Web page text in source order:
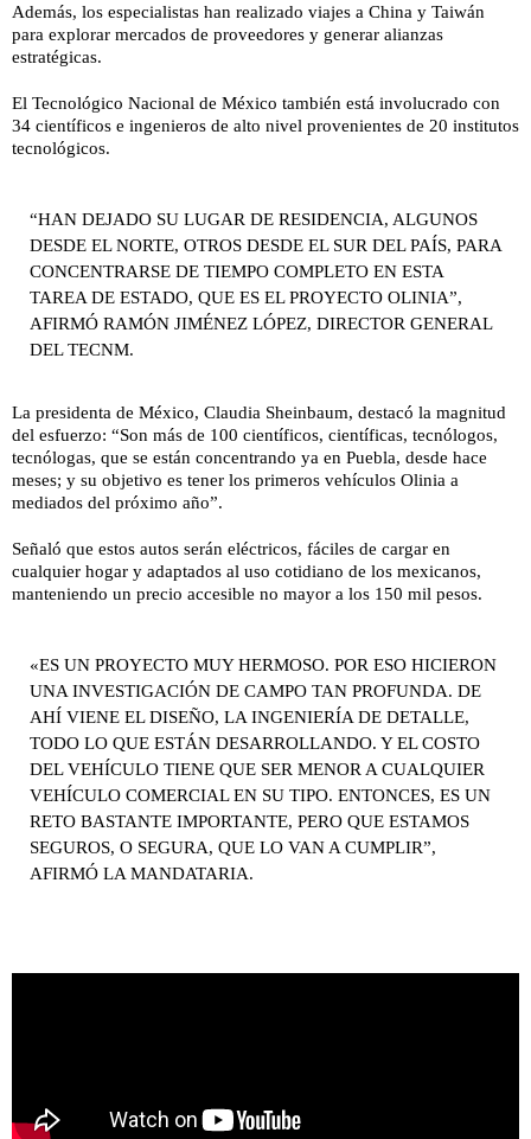
Además, los especialistas han realizado viajes a China y Taiwán
para explorar mercados de proveedores y generar alianzas
estratégicas.
El Tecnológico Nacional de México también está involucrado con
34 científicos e ingenieros de alto nivel provenientes de 20 institutos
tecnológicos.
“HAN DEJADO SU LUGAR DE RESIDENCIA, ALGUNOS
DESDE EL NORTE, OTROS DESDE EL SUR DEL PAÍS, PARA
CONCENTRARSE DE TIEMPO COMPLETO EN ESTA
TAREA DE ESTADO, QUE ES EL PROYECTO OLINIA”,
AFIRMÓ RAMÓN JIMÉNEZ LÓPEZ, DIRECTOR GENERAL
DEL TECNM.
La presidenta de México, Claudia Sheinbaum, destacó la magnitud
del esfuerzo: “Son más de 100 científicos, científicas, tecnólogos,
tecnólogas, que se están concentrando ya en Puebla, desde hace
meses; y su objetivo es tener los primeros vehículos Olinia a
mediados del próximo año”.
Señaló que estos autos serán eléctricos, fáciles de cargar en
cualquier hogar y adaptados al uso cotidiano de los mexicanos,
manteniendo un precio accesible no mayor a los 150 mil pesos.
«ES UN PROYECTO MUY HERMOSO. POR ESO HICIERON
UNA INVESTIGACIÓN DE CAMPO TAN PROFUNDA. DE
AHÍ VIENE EL DISEÑO, LA INGENIERÍA DE DETALLE,
TODO LO QUE ESTÁN DESARROLLANDO. Y EL COSTO
DEL VEHÍCULO TIENE QUE SER MENOR A CUALQUIER
VEHÍCULO COMERCIAL EN SU TIPO. ENTONCES, ES UN
RETO BASTANTE IMPORTANTE, PERO QUE ESTAMOS
SEGUROS, O SEGURA, QUE LO VAN A CUMPLIR”,
AFIRMÓ LA MANDATARIA.